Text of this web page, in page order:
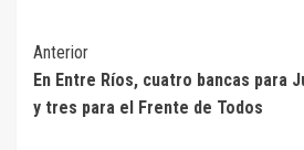
Navegación
de
entradas
Anterior
En Entre Ríos, cuatro bancas para
y tres para el Frente de Todos